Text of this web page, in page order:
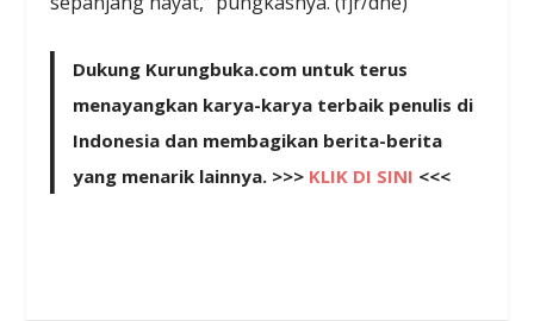
Dukung Kurungbuka.com untuk terus
menayangkan karya-karya terbaik penulis di
Indonesia dan membagikan berita-berita
yang menarik lainnya. >>> KLIK DI SINI <<<